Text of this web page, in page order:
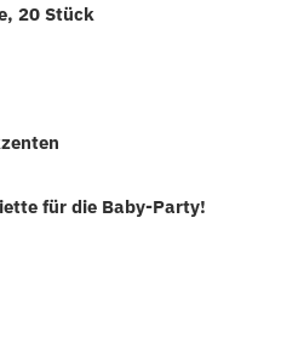
20 Stück
für die Baby-Party!